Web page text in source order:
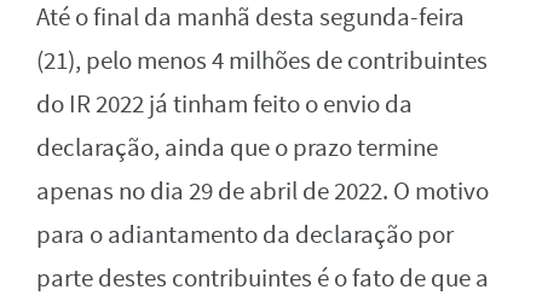
Até o final da manhã desta segunda-feira
(21), pelo menos 4 milhões de contribuintes
do IR 2022 já tinham feito o envio da
declaração, ainda que o prazo termine
apenas no dia 29 de abril de 2022. O motivo
para o adiantamento da declaração por
parte destes contribuintes é o fato de que a